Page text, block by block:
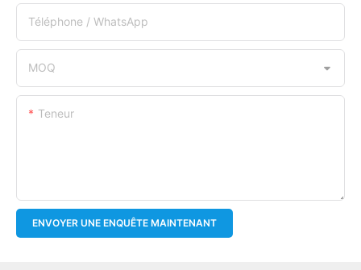
Téléphone / WhatsApp
MOQ
Teneur
ENVOYER UNE ENQUÊTE MAINTENANT